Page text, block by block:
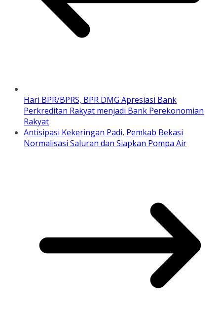
Hari BPR/BPRS, BPR DMG Apresiasi Bank
Perkreditan Rakyat menjadi Bank Perekonomian
Rakyat
Antisipasi Kekeringan Padi, Pemkab Bekasi
Normalisasi Saluran dan Siapkan Pompa Air